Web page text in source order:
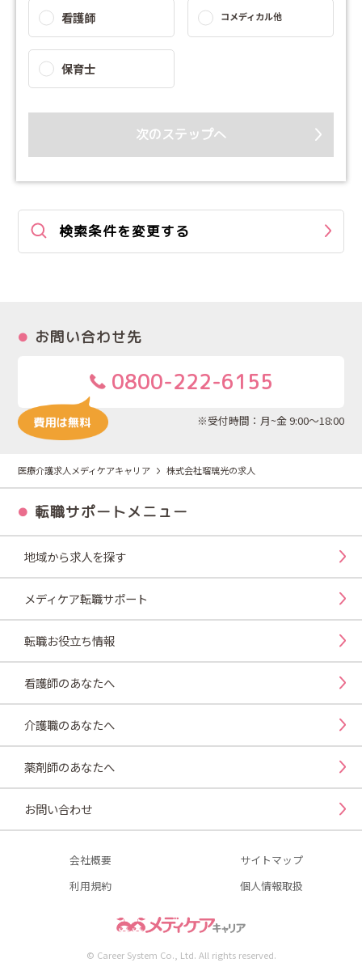
看護師 コメディカル他
保育士
次のステップへ
検索条件を変更する
お問い合わせ先
0800-222-6155
※受付時間：月~金 9:00～18:00
医療介護求人メディケアキャリア 株式会社瑠璃光の求人
転職サポートメニュー
地域から求人を探す
メディケア転職サポート
転職お役立ち情報
看護師のあなたへ
介護職のあなたへ
薬剤師のあなたへ
お問い合わせ
会社概要
サイトマップ
利用規約
個人情報取扱
© Career System Co., Ltd. All rights reserved.